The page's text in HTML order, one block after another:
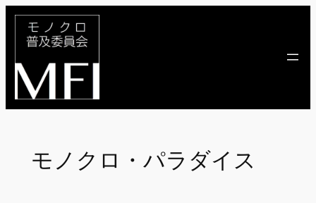
内
ッ
モノクロ・パラダイス